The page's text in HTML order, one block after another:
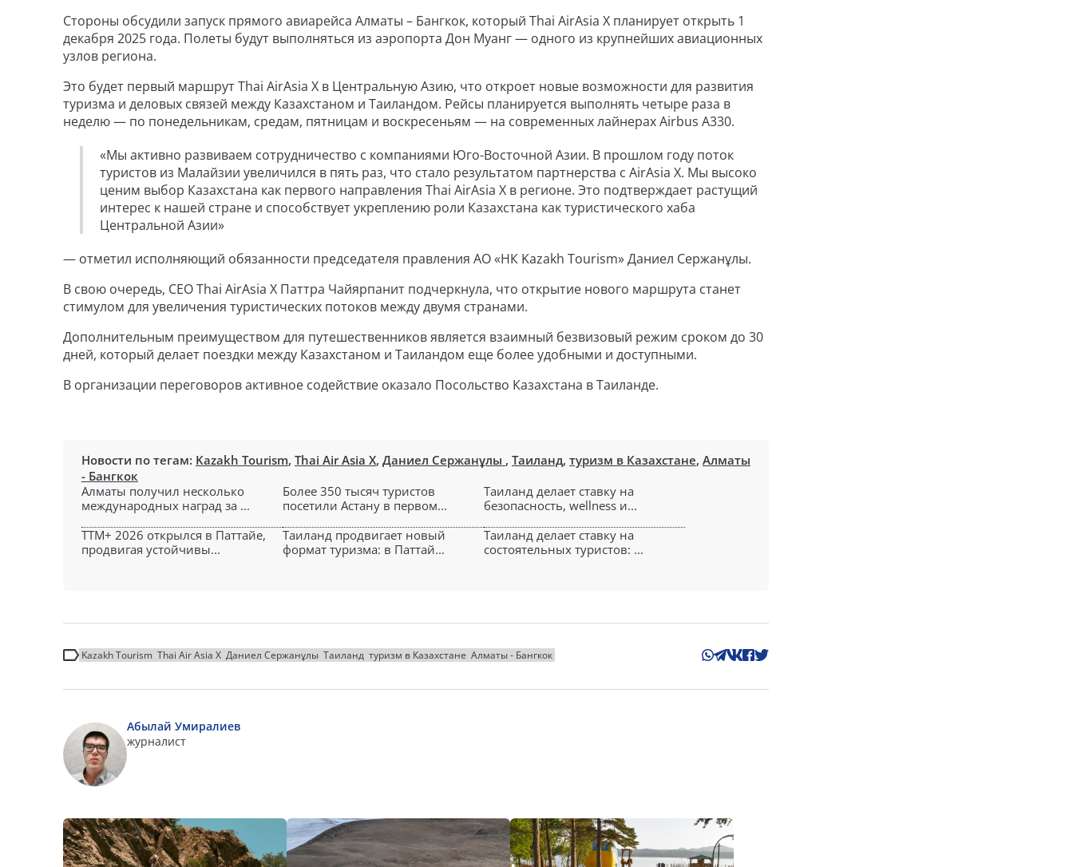
Стороны обсудили запуск прямого авиарейса Алматы – Бангкок, который Thai AirAsia X планирует открыть 1
декабря 2025 года. Полеты будут выполняться из аэропорта Дон Муанг — одного из крупнейших авиационных
узлов региона.
Это будет первый маршрут Thai AirAsia X в Центральную Азию, что откроет новые возможности для развития
туризма и деловых связей между Казахстаном и Таиландом. Рейсы планируется выполнять четыре раза в
неделю — по понедельникам, средам, пятницам и воскресеньям — на современных лайнерах Airbus A330.
«Мы активно развиваем сотрудничество с компаниями Юго-Восточной Азии. В прошлом году поток
туристов из Малайзии увеличился в пять раз, что стало результатом партнерства с AirAsia X. Мы высоко
ценим выбор Казахстана как первого направления Thai AirAsia X в регионе. Это подтверждает растущий
интерес к нашей стране и способствует укреплению роли Казахстана как туристического хаба
Центральной Азии»
— отметил исполняющий обязанности председателя правления АО «НК Kazakh Tourism» Даниел Сержанұлы.
В свою очередь, СЕО Thai AirAsia X Паттра Чайярпанит подчеркнула, что открытие нового маршрута станет
стимулом для увеличения туристических потоков между двумя странами.
Дополнительным преимуществом для путешественников является взаимный безвизовый режим сроком до 30
дней, который делает поездки между Казахстаном и Таиландом еще более удобными и доступными.
В организации переговоров активное содействие оказало Посольство Казахстана в Таиланде.
Новости по тегам: Kazakh Tourism, Thai Air Asia X, Даниел Сержанұлы , Таиланд, туризм в Казахстане, Алматы
- Бангкок
Алматы получил несколько
международных наград за ...
Более 350 тысяч туристов
посетили Астану в первом...
Таиланд делает ставку на
безопасность, wellness и...
TTM+ 2026 открылся в Паттайе,
продвигая устойчивы...
Таиланд продвигает новый
формат туризма: в Паттай...
Таиланд делает ставку на
состоятельных туристов: ...
Kazakh Tourism Thai Air Asia X Даниел Сержанұлы Таиланд туризм в Казахстане Алматы - Бангкок
Абылай Умиралиев
журналист